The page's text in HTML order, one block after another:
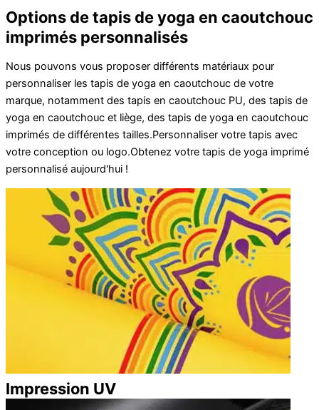
Options de tapis de yoga en caoutchouc
imprimés personnalisés
Nous pouvons vous proposer différents matériaux pour
personnaliser les tapis de yoga en caoutchouc de votre
marque, notamment des tapis en caoutchouc PU, des tapis de
yoga en caoutchouc et liège, des tapis de yoga en caoutchouc
imprimés de différentes tailles.Personnaliser votre tapis avec
votre conception ou logo.Obtenez votre tapis de yoga imprimé
personnalisé aujourd'hui !
Impression UV